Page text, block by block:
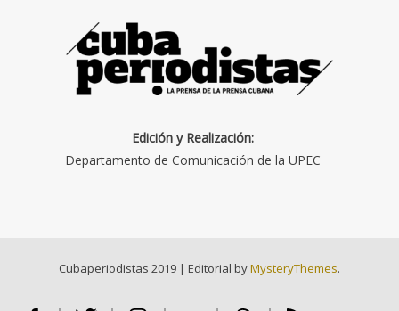
Edición y Realización:
Departamento de Comunicación de la UPEC
Cubaperiodistas 2019 | Editorial byMysteryThemes.